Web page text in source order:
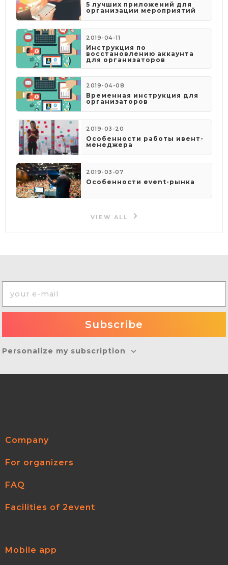
5 лучших приложений для
организации мероприятий
2019-04-11
Инструкция по
восстановлению аккаунта
для организаторов
2019-04-08
​Временная инструкция для
организаторов
2019-03-20
Особенности работы ивент-
менеджера
2019-03-07
Особенности event-рынка
VIEW ALL
Personalize my subscription
Company
For organizers
FAQ
Facilities of 2event
Mobile app